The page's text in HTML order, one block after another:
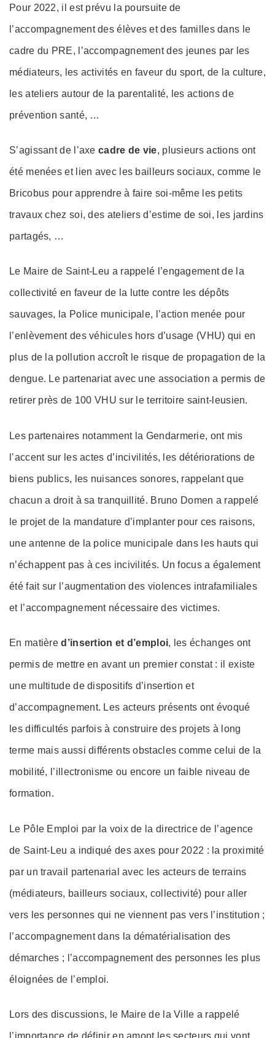
Pour 2022, il est prévu la poursuite de
l’accompagnement des élèves et des familles dans le
cadre du PRE, l’accompagnement des jeunes par les
médiateurs, les activités en faveur du sport, de la culture,
les ateliers autour de la parentalité, les actions de
prévention santé, …
S’agissant de l’axe cadre de vie, plusieurs actions ont
été menées et lien avec les bailleurs sociaux, comme le
Bricobus pour apprendre à faire soi-même les petits
travaux chez soi, des ateliers d’estime de soi, les jardins
partagés, …
Le Maire de Saint-Leu a rappelé l’engagement de la
collectivité en faveur de la lutte contre les dépôts
sauvages, la Police municipale, l’action menée pour
l’enlèvement des véhicules hors d’usage (VHU) qui en
plus de la pollution accroît le risque de propagation de la
dengue. Le partenariat avec une association a permis de
retirer près de 100 VHU sur le territoire saint-leusien.
Les partenaires notamment la Gendarmerie, ont mis
l’accent sur les actes d’incivilités, les détériorations de
biens publics, les nuisances sonores, rappelant que
chacun a droit à sa tranquillité. Bruno Domen a rappelé
le projet de la mandature d’implanter pour ces raisons,
une antenne de la police municipale dans les hauts qui
n’échappent pas à ces incivilités. Un focus a également
été fait sur l’augmentation des violences intrafamiliales
et l’accompagnement nécessaire des victimes.
En matièred’insertion et d’emploi, les échanges ont
permis de mettre en avant un premier constat : il existe
une multitude de dispositifs d’insertion et
d’accompagnement. Les acteurs présents ont évoqué
les difficultés parfois à construire des projets à long
terme mais aussi différents obstacles comme celui de la
mobilité, l’illectronisme ou encore un faible niveau de
formation.
Le Pôle Emploi par la voix de la directrice de l’agence
de Saint-Leu a indiqué des axes pour 2022 : la proximité
par un travail partenarial avec les acteurs de terrains
(médiateurs, bailleurs sociaux, collectivité) pour aller
vers les personnes qui ne viennent pas vers l’institution ;
l’accompagnement dans la dématérialisation des
démarches ; l’accompagnement des personnes les plus
éloignées de l’emploi.
Lors des discussions, le Maire de la Ville a rappelé
l’importance de définir en amont les secteurs qui vont